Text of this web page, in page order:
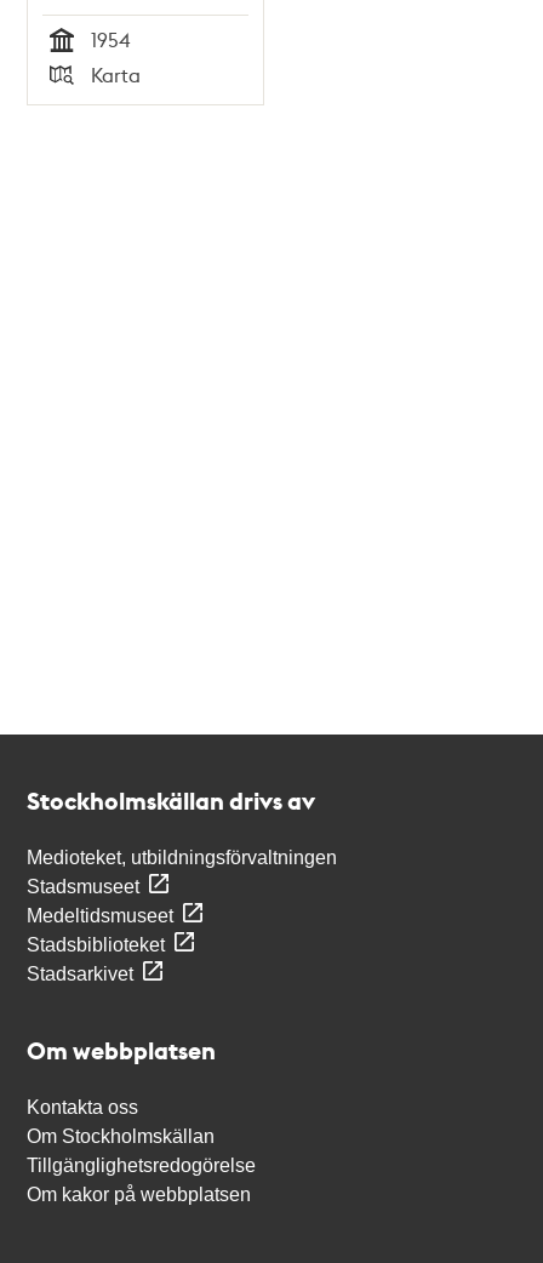
Tid
1954
Typ
Karta
Stockholmskällan drivs av
Medioteket, utbildningsförvaltningen
Stadsmuseet
Medeltidsmuseet
Stadsbiblioteket
Stadsarkivet
Om webbplatsen
Kontakta oss
Om Stockholmskällan
Tillgänglighetsredogörelse
Om kakor på webbplatsen